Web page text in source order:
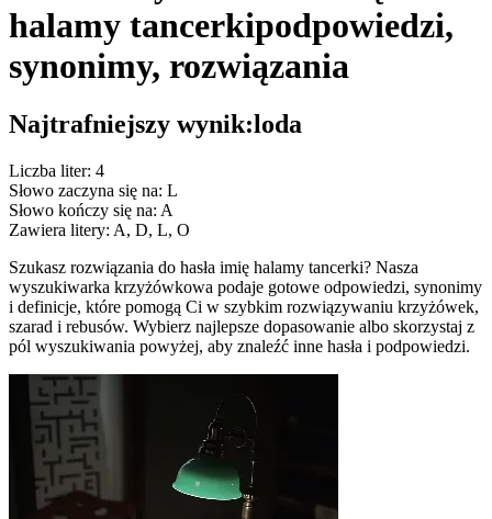
halamy tancerkipodpowiedzi,
synonimy, rozwiązania
Najtrafniejszy wynik:loda
Liczba liter: 4
Słowo zaczyna się na: L
Słowo kończy się na: A
Zawiera litery: A, D, L, O
Szukasz rozwiązania do hasła imię halamy tancerki? Nasza
wyszukiwarka krzyżówkowa podaje gotowe odpowiedzi, synonimy
i definicje, które pomogą Ci w szybkim rozwiązywaniu krzyżówek,
szarad i rebusów. Wybierz najlepsze dopasowanie albo skorzystaj z
pól wyszukiwania powyżej, aby znaleźć inne hasła i podpowiedzi.